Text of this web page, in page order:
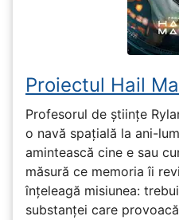
Proiectul Hail
Profesorul de științe
o navă spațială la ani-
amintească cine e sau
măsură ce memoria îi
înțeleagă misiunea:
substanței care